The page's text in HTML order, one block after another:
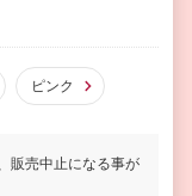
ピンク
販売中止になる事が